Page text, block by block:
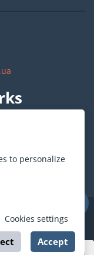
to personalize
Cookies settings
Accept